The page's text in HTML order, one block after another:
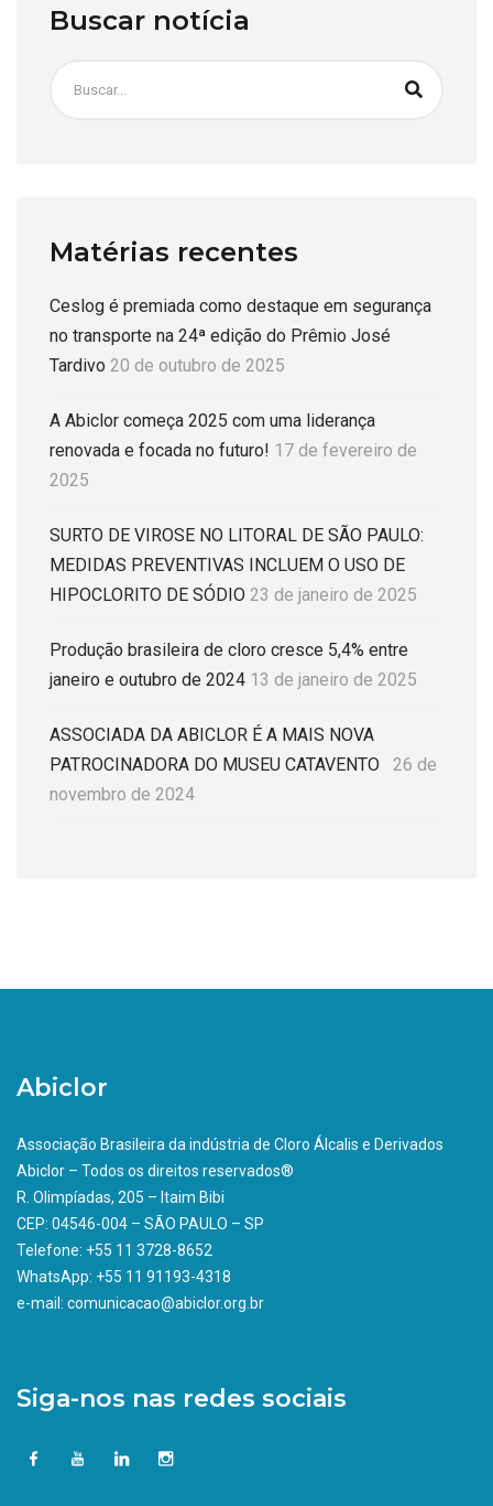
Buscar notícia
Matérias recentes
Ceslog é premiada como destaque em segurança
no transporte na 24ª edição do Prêmio José
Tardivo 20 de outubro de 2025
A Abiclor começa 2025 com uma liderança
renovada e focada no futuro! 17 de fevereiro de
2025
SURTO DE VIROSE NO LITORAL DE SÃO PAULO:
MEDIDAS PREVENTIVAS INCLUEM O USO DE
HIPOCLORITO DE SÓDIO 23 de janeiro de 2025
Produção brasileira de cloro cresce 5,4% entre
janeiro e outubro de 2024 13 de janeiro de 2025
ASSOCIADA DA ABICLOR É A MAIS NOVA
PATROCINADORA DO MUSEU CATAVENTO
26 de
novembro de 2024
Abiclor
Associação Brasileira da indústria de Cloro Álcalis e Derivados
Abiclor – Todos os direitos reservados®
R. Olimpíadas, 205 – Itaim Bibi
CEP: 04546-004 – SÃO PAULO – SP
Telefone: +55 11 3728-8652
WhatsApp: +55 11 91193-4318
e-mail: comunicacao@abiclor.org.br
Siga-nos nas redes sociais